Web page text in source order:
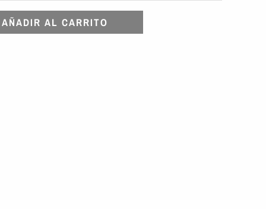
AÑADIR AL CARRITO